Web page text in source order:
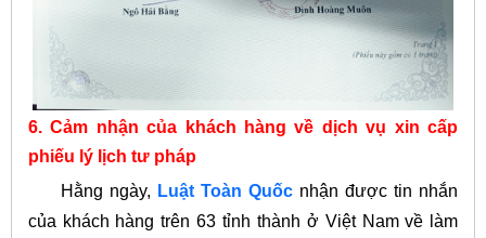
6. Cảm nhận của khách hàng về dịch vụ xin cấp
phiếu lý lịch tư pháp
Hằng ngày, Luật Toàn Quốc nhận được tin nhắn
của khách hàng trên 63 tỉnh thành ở Việt Nam về làm